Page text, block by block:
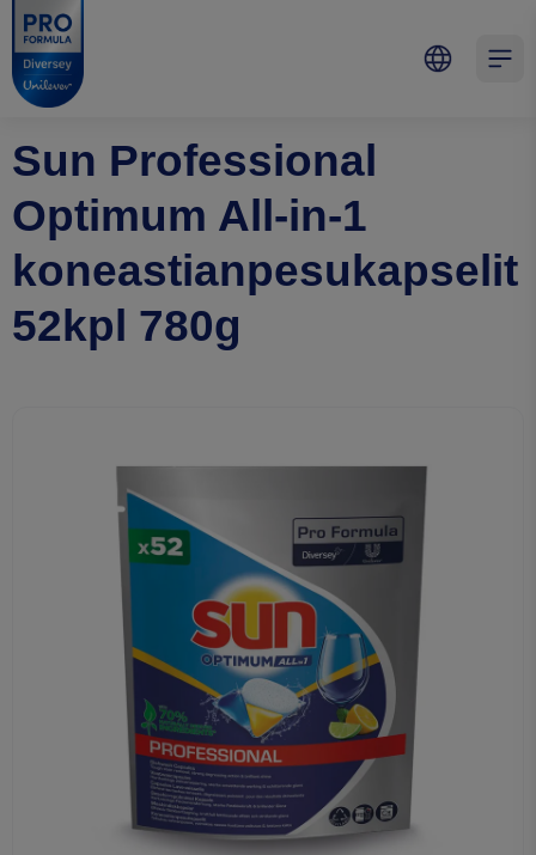
Skip to main content
Skip to navigation
Skip to footer
Pro Formula
Sun Professional
Optimum All-in-1
koneastianpesukapselit
52kpl 780g